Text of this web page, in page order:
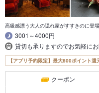
高級感漂う大人の隠れ家がすすきのに登場
3001～4000円
貸切も承りますのでお気軽に
【アプリ予約限定】最大800ポイント還
クーポン